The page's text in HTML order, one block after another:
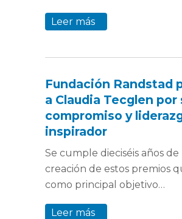
Leer más
Fundación Randstad
a Claudia Tecglen por
compromiso y
inspirador
Se cumple dieciséis años de
creación de estos premios
como principal objetivo…
Leer más